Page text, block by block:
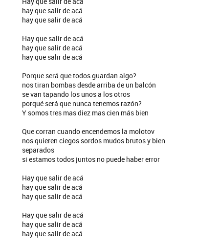
hay que salir de acá
hay que salir de acá
Hay que salir de acá
hay que salir de acá
hay que salir de acá
Porque será que todos guardan algo?
nos tiran bombas desde arriba de un balcón
se van tapando los unos a los otros
porqué será que nunca tenemos razón?
Y somos tres mas diez mas cien más bien
Que corran cuando encendemos la molotov
nos quieren ciegos sordos mudos brutos y bien
separados
si estamos todos juntos no puede haber error
Hay que salir de acá
hay que salir de acá
hay que salir de acá
Hay que salir de acá
hay que salir de acá
hay que salir de acá